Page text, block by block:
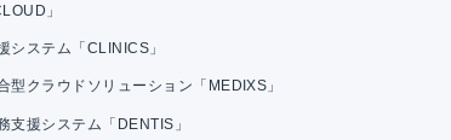
」
システム「CLINICS」
型クラウドソリューション「MEDIXS」
支援システム「DENTIS」